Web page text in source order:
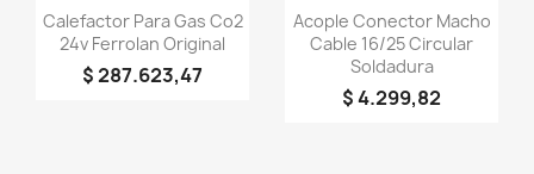
Vista rápida
Calefactor Para Gas Co2
24v Ferrolan Original
$ 287.623,47
Vista rápida
Acople Conector Macho
Cable 16/25 Circular
Soldadura
$ 4.299,82